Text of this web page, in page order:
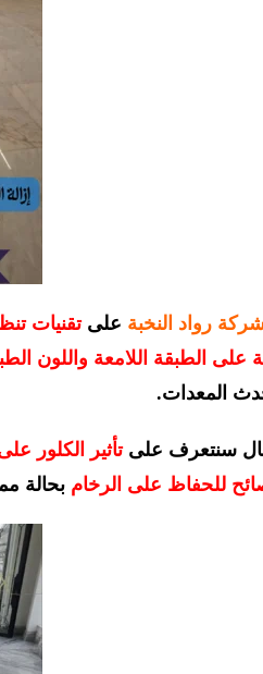
رواد النخبة علىتقنيات
على الطبقة اللامعة واللون
المعدات.
سنتعرف علىتأثير الكلور
للحفاظ على الرخام بحالة